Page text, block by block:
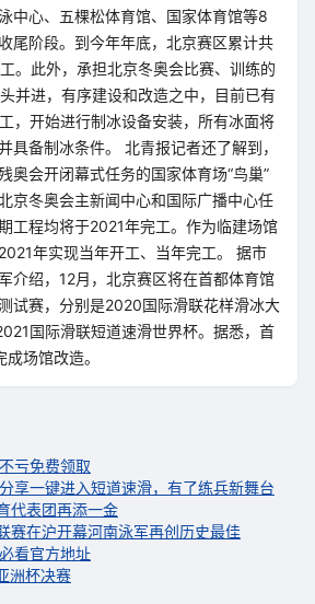
中心、五棵松体育馆、国家体育馆等8
尾阶段。到今年年底，北京赛区累计共
。此外，承担北京冬奥会比赛、训练的
并进，有序建设和改造之中，目前已有
，开始进行制冰设备安装，所有冰面将
具备制冰条件。 北青报记者还了解到，
奥会开闭幕式任务的国家体育场“鸟巢”
京冬奥会主新闻中心和国际广播中心任
工程均将于2021年完工。作为临建场馆
年实现当年开工、当年完工。 据市
介绍，12月，北京赛区将在首都体育馆
试赛，分别是2020国际滑联花样滑冰大
国际滑联短道速滑世界杯。据悉，首
场馆改造。
亏免费领取
享一键进入短道速滑，有了练兵新舞台
代表团再添一金
赛在沪开幕河南泳军再创历史最佳
看官方地址
洲杯决赛